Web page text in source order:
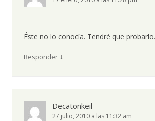
Éste no lo conocía. Tendré que probarlo.
Responder ↓
Decatonkeil
27 julio, 2010 a las 11:32 am